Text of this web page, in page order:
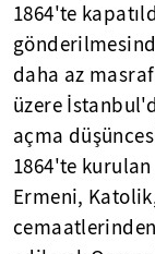
1864'te
daha az
üzere
açma
1864'te
Ermeni,